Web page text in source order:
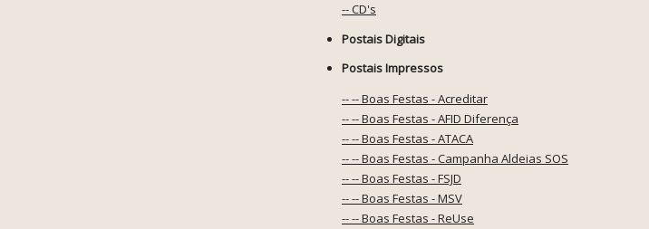
-- CD's
Postais Digitais
Postais Impressos
-- -- Boas Festas - Acreditar
-- -- Boas Festas - AFID Diferença
-- -- Boas Festas - ATACA
-- -- Boas Festas - Campanha Aldeias SOS
-- -- Boas Festas - FSJD
-- -- Boas Festas - MSV
-- -- Boas Festas - ReUse